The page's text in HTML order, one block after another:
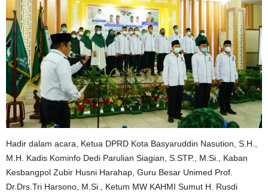
Hadir dalam acara, Ketua DPRD Kota Basyaruddin Nasution, S.H.,
M.H. Kadis Kominfo Dedi Parulian Siagian, S.STP., M.Si., Kaban
Kesbangpol Zubir Husni Harahap, Guru Besar Unimed Prof.
Dr.Drs.Tri Harsono, M.Si., Ketum MW KAHMI Sumut H. Rusdi